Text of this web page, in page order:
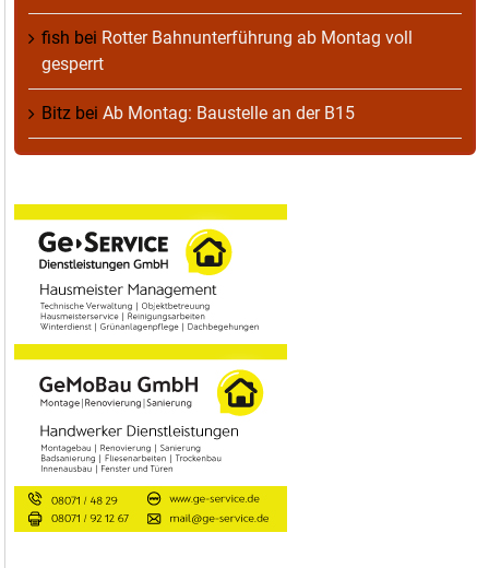
fish bei Rotter Bahnunterführung ab Montag voll
gesperrt
Bitz bei Ab Montag: Baustelle an der B15